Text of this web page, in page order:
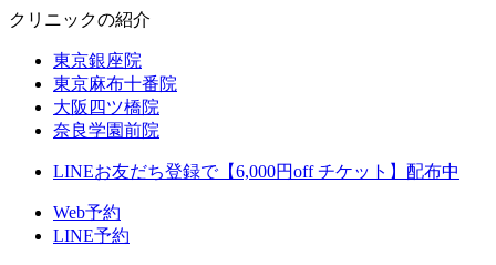
クリニックの紹介
東京銀座院
東京麻布十番院
大阪四ツ橋院
奈良学園前院
LINEお友だち登録で【6,000円off チケット】配布中
Web予約
LINE予約